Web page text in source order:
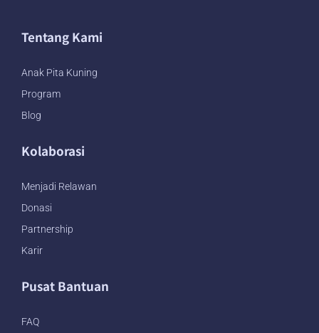
Tentang Kami
Anak Pita Kuning
Program
Blog
Kolaborasi
Menjadi Relawan
Donasi
Partnership
Karir
Pusat Bantuan
FAQ